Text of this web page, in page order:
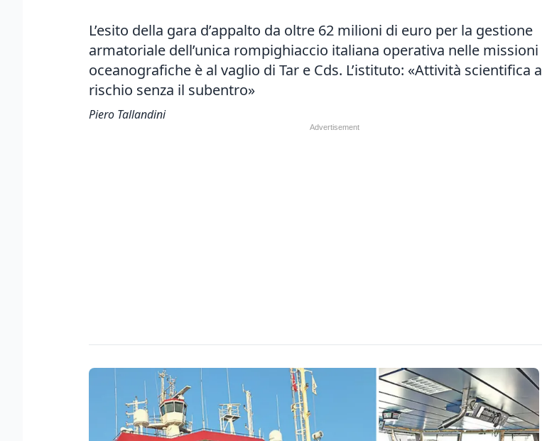
L’esito della gara d’appalto da oltre 62 milioni di euro per la gestione
armatoriale dell’unica rompighiaccio italiana operativa nelle missioni
oceanografiche è al vaglio di Tar e Cds. L’istituto: «Attività scientifica a
rischio senza il subentro»
Piero Tallandini